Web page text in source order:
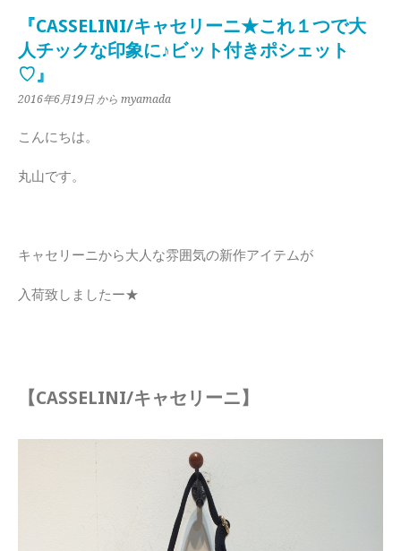
『CASSELINI/キャセリーニ★これ１つで大
人チックな印象に♪ビット付きポシェット
♡』
2016年6月19日 から myamada
こんにちは。
丸山です。
キャセリーニから大人な雰囲気の新作アイテムが
入荷致しましたー★
【CASSELINI/キャセリーニ】